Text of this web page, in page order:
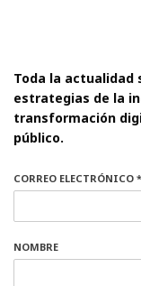
Toda la actualidad
estrategias de la
transformación
público.
CORREO ELECTRÓNICO *
NOMBRE